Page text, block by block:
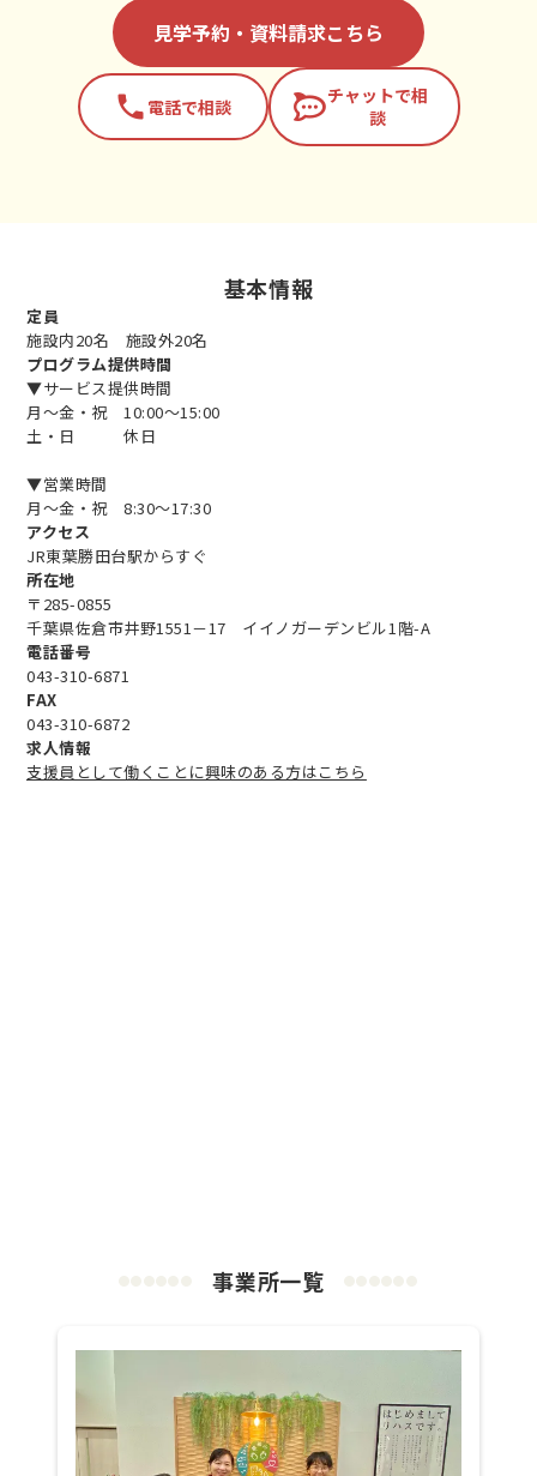
見学予約・資料請求こちら
phone 電話で相談
チャットで相
談
基本情報
定員
施設内20名 施設外20名
プログラム提供時間
▼サービス提供時間
月～金・祝 10:00～15:00
土・日 休日
▼営業時間
月～金・祝 8:30～17:30
アクセス
JR東葉勝田台駅からすぐ
所在地
〒285-0855
千葉県佐倉市井野1551－17 イイノガーデンビル1階-A
電話番号
043-310-6871
FAX
043-310-6872
求人情報
支援員として働くことに興味のある方はこちら
事業所一覧